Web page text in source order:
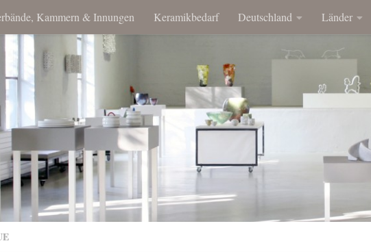
Kammern & Innungen Keramikbedarf Deutschland Länder